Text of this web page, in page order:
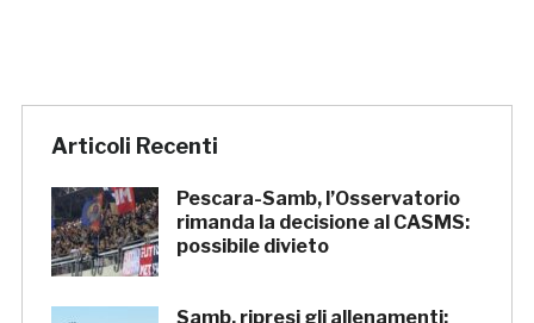
Articoli Recenti
Pescara-Samb, l’Osservatorio
rimanda la decisione al CASMS:
possibile divieto
Samb, ripresi gli allenamenti: